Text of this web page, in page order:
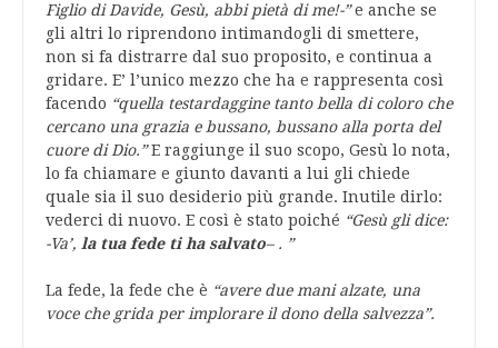
Figlio di Davide, Gesù, abbi pietà di me!-”e anche se
gli altri lo riprendono intimandogli di smettere,
non si fa distrarre dal suo proposito, e continua a
gridare. E’ l’unico mezzo che ha e rappresenta così
facendo “quella testardaggine tanto bella di coloro che
cercano una grazia e bussano, bussano alla porta del
cuore di Dio.”E raggiunge il suo scopo, Gesù lo nota,
lo fa chiamare e giunto davanti a lui gli chiede
quale sia il suo desiderio più grande. Inutile dirlo:
vederci di nuovo. E così è stato poiché “Gesù gli dice:
-Va’, la tua fede ti ha salvato– . ”
La fede, la fede che è “avere due mani alzate, una
voce che grida per implorare il dono della salvezza”.